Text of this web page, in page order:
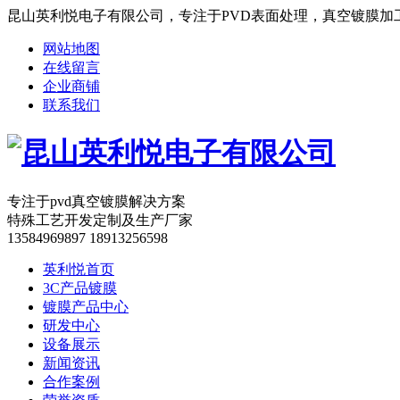
昆山英利悦电子有限公司，专注于PVD表面处理，真空镀膜加
网站地图
在线留言
企业商铺
联系我们
专注于pvd真空镀膜解决方案
特殊工艺开发定制及生产厂家
13584969897 18913256598
英利悦首页
3C产品镀膜
镀膜产品中心
研发中心
设备展示
新闻资讯
合作案例